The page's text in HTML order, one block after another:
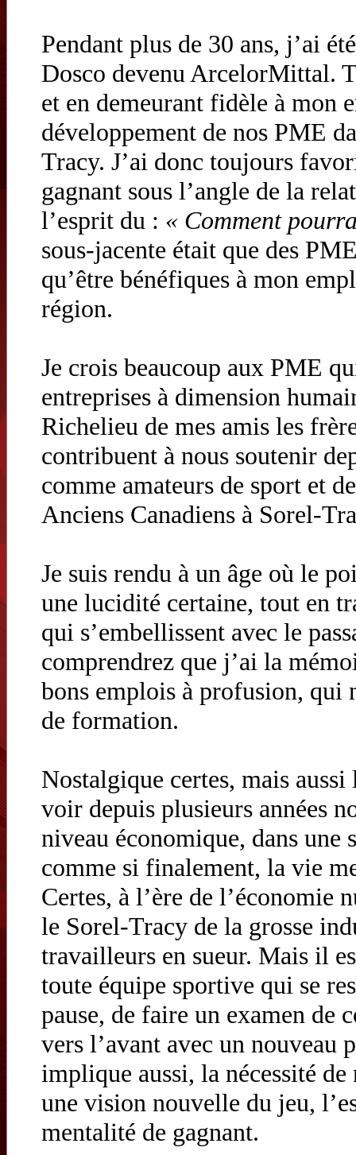
Pendant plus de 30 ans, j’ai
Dosco devenu ArcelorMittal.
et en demeurant fidèle à mon
développement de nos PME
Tracy. J’ai donc toujours
gagnant sous l’angle de la
l’esprit du : « Comment
sous-jacente était que des
qu’être bénéfiques à mon
région.
Je crois beaucoup aux PME
entreprises à dimension
Richelieu de mes amis les
contribuent à nous soutenir
comme amateurs de sport et
Anciens Canadiens à Sorel-
Je suis rendu à un âge où le
une lucidité certaine, tout en
qui s’embellissent avec le
comprendrez que j’ai la
bons emplois à profusion, qui
de formation.
Nostalgique certes, mais
voir depuis plusieurs années
niveau économique, dans une
comme si finalement, la vie
Certes, à l’ère de l’économie
le Sorel-Tracy de la grosse
travailleurs en sueur. Mais il
toute équipe sportive qui se
pause, de faire un examen de
vers l’avant avec un nouveau
implique aussi, la nécessité
une vision nouvelle du jeu,
mentalité de gagnant.